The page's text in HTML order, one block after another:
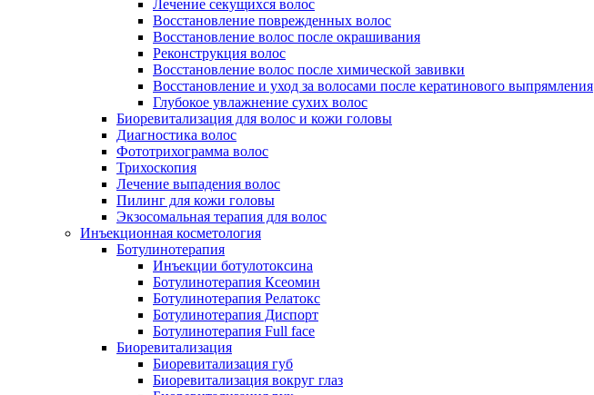
Лечение секущихся волос
Восстановление поврежденных волос
Восстановление волос после окрашивания
Реконструкция волос
Восстановление волос после химической завивки
Восстановление и уход за волосами после кератинового выпрямления
Глубокое увлажнение сухих волос
Биоревитализация для волос и кожи головы
Диагностика волос
Фототрихограмма волос
Трихоскопия
Лечение выпадения волос
Пилинг для кожи головы
Экзосомальная терапия для волос
Инъекционная косметология
Ботулинотерапия
Инъекции ботулотоксина
Ботулинотерапия Ксеомин
Ботулинотерапия Релатокс
Ботулинотерапия Диспорт
Ботулинотерапия Full face
Биоревитализация
Биоревитализация губ
Биоревитализация вокруг глаз